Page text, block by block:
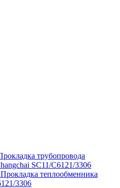
трубопровода
SC11/C6121/3306
теплообменника
3306